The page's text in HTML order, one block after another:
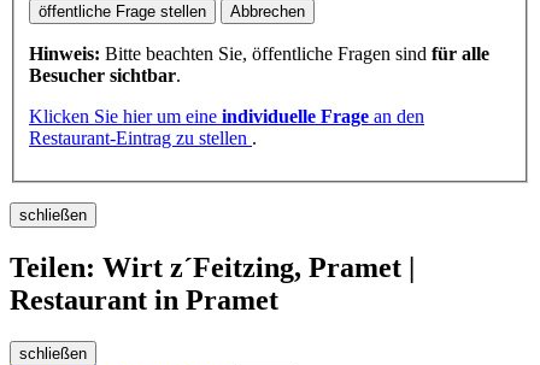
öffentliche Frage stellen Abbrechen
Hinweis: Bitte beachten Sie, öffentliche Fragen sind für alle
Besucher sichtbar.
Klicken Sie hier um eine individuelle Frage an den
Restaurant-Eintrag zu stellen .
schließen
Teilen: Wirt z´Feitzing, Pramet |
Restaurant in Pramet
schließen